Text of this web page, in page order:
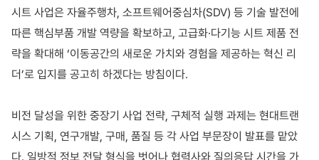
시트 사업은 자율주행차, 소프트웨어중심차(SDV) 등 기술 발전에
따른 핵심부품 개발 역량을 확보하고, 고급화·다기능 시트 제품 전
략을 확대해 ‘이동공간의 새로운 가치와 경험을 제공하는 혁신 리
더’로 입지를 공고히 하겠다는 방침이다.
비전 달성을 위한 중장기 사업 전략, 구체적 실행 과제는 현대트랜
시스 기획, 연구개발, 구매, 품질 등 각 사업 부문장이 발표를 맡았
다. 일방적 정보 전달 형식을 벗어나 협력사와 질의응답 시간을 가